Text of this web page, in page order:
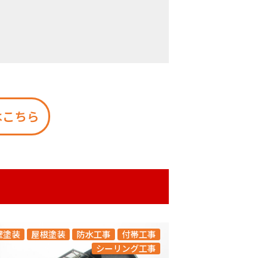
ちら
塗装 屋根塗装 防水工事
付帯工事
シーリング工事